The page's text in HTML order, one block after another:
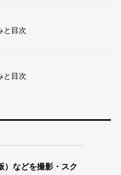
と目次
と目次
）などを撮影・スク